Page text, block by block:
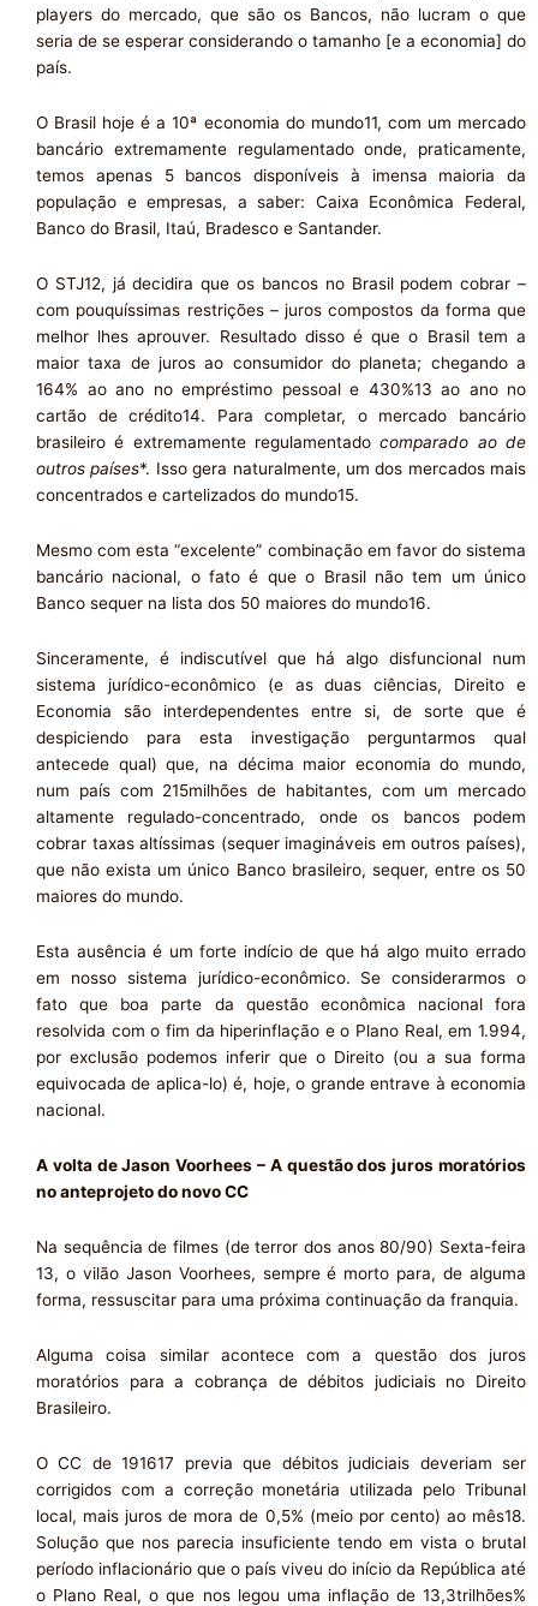
players do mercado, que são os Bancos, não lucram o que
seria de se esperar considerando o tamanho [e a economia] do
país.
O Brasil hoje é a 10ª economia do mundo11, com um mercado
bancário extremamente regulamentado onde, praticamente,
temos apenas 5 bancos disponíveis à imensa maioria da
população e empresas, a saber: Caixa Econômica Federal,
Banco do Brasil, Itaú, Bradesco e Santander.
O STJ12, já decidira que os bancos no Brasil podem cobrar –
com pouquíssimas restrições – juros compostos da forma que
melhor lhes aprouver. Resultado disso é que o Brasil tem a
maior taxa de juros ao consumidor do planeta; chegando a
164% ao ano no empréstimo pessoal e 430%13 ao ano no
cartão de crédito14. Para completar, o mercado bancário
brasileiro é extremamente regulamentado comparado ao de
outros países*. Isso gera naturalmente, um dos mercados mais
concentrados e cartelizados do mundo15.
Mesmo com esta “excelente” combinação em favor do sistema
bancário nacional, o fato é que o Brasil não tem um único
Banco sequer na lista dos 50 maiores do mundo16.
Sinceramente, é indiscutível que há algo disfuncional num
sistema jurídico-econômico (e as duas ciências, Direito e
Economia são interdependentes entre si, de sorte que é
despiciendo para esta investigação perguntarmos qual
antecede qual) que, na décima maior economia do mundo,
num país com 215milhões de habitantes, com um mercado
altamente regulado-concentrado, onde os bancos podem
cobrar taxas altíssimas (sequer imagináveis em outros países),
que não exista um único Banco brasileiro, sequer, entre os 50
maiores do mundo.
Esta ausência é um forte indício de que há algo muito errado
em nosso sistema jurídico-econômico. Se considerarmos o
fato que boa parte da questão econômica nacional fora
resolvida com o fim da hiperinflação e o Plano Real, em 1.994,
por exclusão podemos inferir que o Direito (ou a sua forma
equivocada de aplica-lo) é, hoje, o grande entrave à economia
nacional.
A volta de Jason Voorhees – A questão dos juros moratórios
no anteprojeto do novo CC
Na sequência de filmes (de terror dos anos 80/90) Sexta-feira
13, o vilão Jason Voorhees, sempre é morto para, de alguma
forma, ressuscitar para uma próxima continuação da franquia.
Alguma coisa similar acontece com a questão dos juros
moratórios para a cobrança de débitos judiciais no Direito
Brasileiro.
O CC de 191617 previa que débitos judiciais deveriam ser
corrigidos com a correção monetária utilizada pelo Tribunal
local, mais juros de mora de 0,5% (meio por cento) ao mês18.
Solução que nos parecia insuficiente tendo em vista o brutal
período inflacionário que o país viveu do início da República até
o Plano Real, o que nos legou uma inflação de 13,3trilhões%